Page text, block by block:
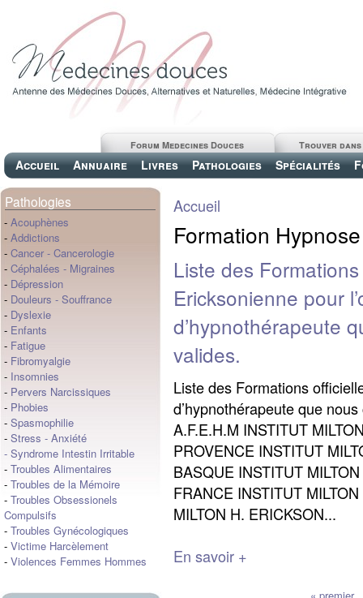
Accueil Annuaire Livres Pathologies Spécialités
Trouver
Forum Medecines Douces
Pathologies
- Acouphènes
- Addictions
- Cancer - Cancerologie
- Céphalées - Migraines
- Dépression
- Douleurs - Souffrance
- Dyslexie
- Enfants
- Fatigue
- Fibromyalgie
- Insomnies
- Pervers Narcissiques
- Phobies
- Spasmophilie
- Stress - Anxiété
- Syndrome Intestin Irritable
- Troubles Alimentaires
- Troubles de la Mémoire
- Troubles Obsessionels
Compulsifs
- Troubles Gynécologiques
- Victime Harcèlement
- Violences Femmes Hommes
Accueil
Formation
Liste des
Ericksonienne pour
d’hypnothérapeute
valides.
Liste des Formations
d’hypnothérapeute que
A.F.E.H.M INSTITUT
PROVENCE INSTITUT
BASQUE INSTITUT
FRANCE INSTITUT
MILTON H. ERICKSON...
En savoir +
« premier